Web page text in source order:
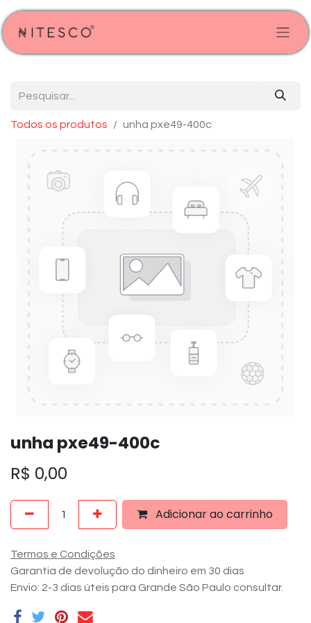
Todos os produtos unha pxe49-400c
unha pxe49-400c
R$ 0,00
Adicionar ao carrinho
Termos e Condições
Garantia de devolução do dinheiro em 30 dias
Envio: 2-3 dias úteis para Grande São Paulo consultar.